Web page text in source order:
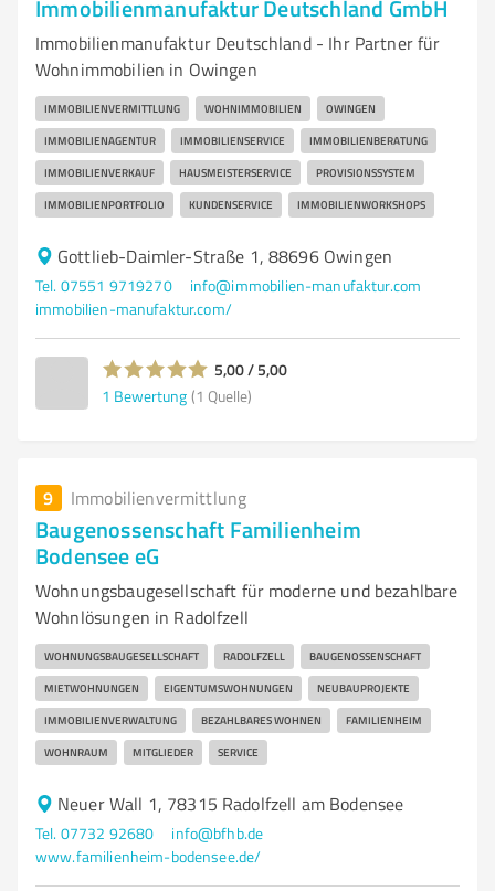
Immobilienmanufaktur Deutschland GmbH
Immobilienmanufaktur Deutschland - Ihr Partner für
Wohnimmobilien in Owingen
IMMOBILIENVERMITTLUNG WOHNIMMOBILIEN OWINGEN
IMMOBILIENAGENTUR IMMOBILIENSERVICE IMMOBILIENBERATUNG
IMMOBILIENVERKAUF HAUSMEISTERSERVICE PROVISIONSSYSTEM
IMMOBILIENPORTFOLIO KUNDENSERVICE IMMOBILIENWORKSHOPS
Gottlieb-Daimler-Straße 1, 88696 Owingen
Tel. 07551 9719270
info@immobilien-manufaktur.com
immobilien-manufaktur.com/
5,00 / 5,00
1 Bewertung (1 Quelle)
9 Immobilienvermittlung
Baugenossenschaft Familienheim
Bodensee eG
Wohnungsbaugesellschaft für moderne und bezahlbare
Wohnlösungen in Radolfzell
WOHNUNGSBAUGESELLSCHAFT RADOLFZELL BAUGENOSSENSCHAFT
MIETWOHNUNGEN EIGENTUMSWOHNUNGEN NEUBAUPROJEKTE
IMMOBILIENVERWALTUNG BEZAHLBARES WOHNEN FAMILIENHEIM
WOHNRAUM MITGLIEDER SERVICE
Neuer Wall 1, 78315 Radolfzell am Bodensee
Tel. 07732 92680
info@bfhb.de
www.familienheim-bodensee.de/